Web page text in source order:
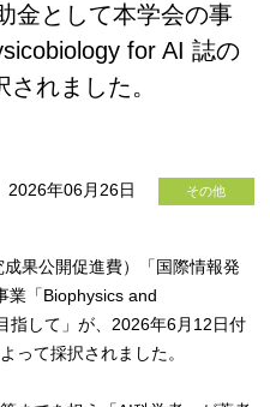
金として本学会の事
for AI 誌の
れました。
2026年06月26日 その他
果公開促進費）「国際情報発
業「Biophysics and
指して」が、2026年6月12日付
って採択されました。